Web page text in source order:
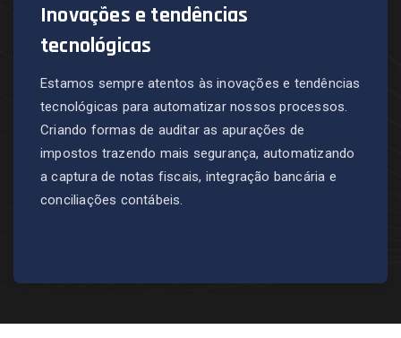
Inovações e tendências
tecnológicas
Estamos sempre atentos às inovações e tendências
tecnológicas para automatizar nossos processos.
Criando formas de auditar as apurações de
impostos trazendo mais segurança, automatizando
a captura de notas fiscais, integração bancária e
conciliações contábeis.